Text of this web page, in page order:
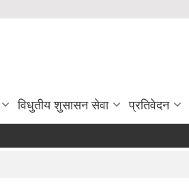
विधुतीय शुसासन सेवा प्रतिवेदन